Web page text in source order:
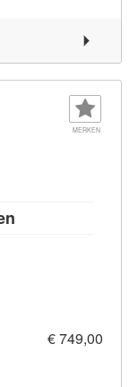
MERKEN
€ 749,00